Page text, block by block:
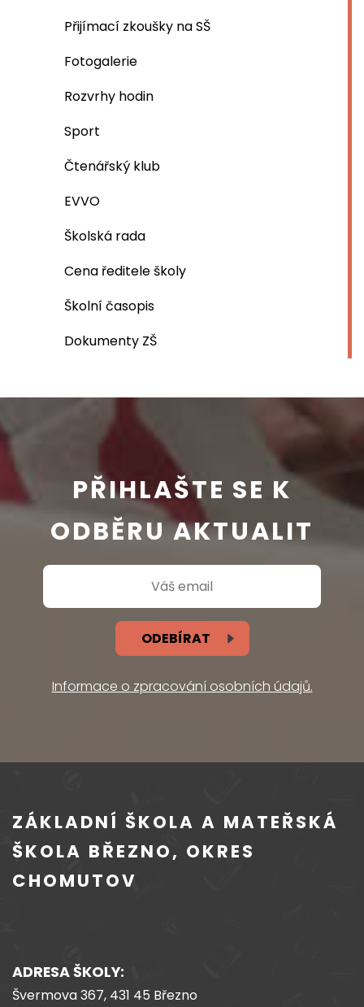
Přijímací zkoušky na SŠ
Fotogalerie
Rozvrhy hodin
Sport
Čtenářský klub
EVVO
Školská rada
Cena ředitele školy
Školní časopis
Dokumenty ZŠ
PŘIHLAŠTE SE K
ODBĚRU AKTUALIT
ODEBÍRAT
Informace o zpracování osobních údajů.
ZÁKLADNÍ ŠKOLA A MATEŘSKÁ
ŠKOLA BŘEZNO, OKRES
CHOMUTOV
ADRESA ŠKOLY:
Švermova 367, 431 45 Březno